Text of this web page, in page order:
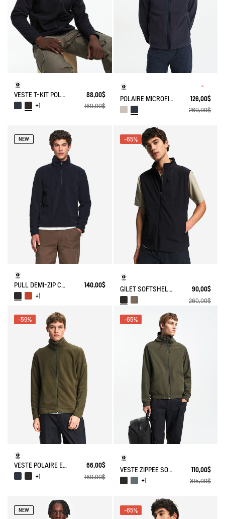
VESTE T-KIT POLAIRE EN MICROFIBRE 88,00$
+1 160,00$
POLAIRE MICROFIBRE POLARTEC® 200 T-KIT 126,00$
260,00$
NEW
PULL DEMI-ZIP COL MONTANT EN MICRO POLAIRE
140,00$
+1
GILET SOFTSHELL 3 POCHES 90,00$
-65%
260,00$
VESTE POLAIRE EN MICROFIBRE T- KIT 66,00$
-59%
+1 160,00$
VESTE ZIPPÉE SOFTSHELL À CAPUCHE COUPE-VENT 110,00$
-65%
+1 315,00$
NEW -65%